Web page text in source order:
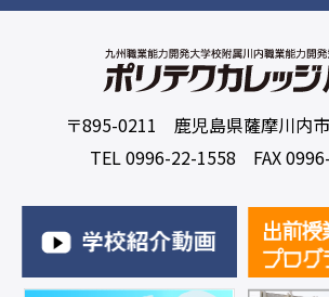
〒895-0211 鹿児島県薩摩川内
TEL 0996-22-1558 FAX